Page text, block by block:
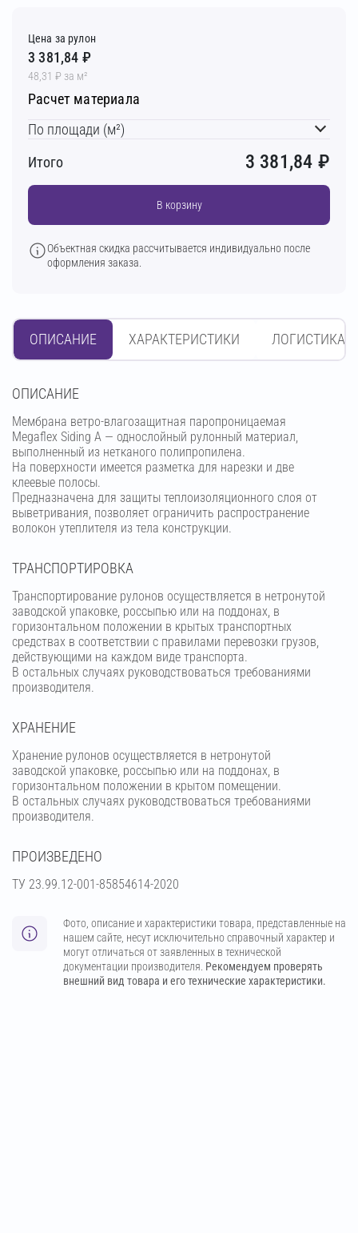
Цена за рулон
3 381,84 ₽
48,31 ₽ за м²
Расчет материала
По площади (м²)
Итого
3 381,84 ₽
В корзину
Объектная скидка рассчитывается индивидуально после
оформления заказа.
ОПИСАНИЕ ХАРАКТЕРИСТИКИ ЛОГИСТИКА
OПИСАНИЕ
Мембрана ветро-влагозащитная паропроницаемая
Megaflex Siding A — однослойный рулонный материал,
выполненный из нетканого полипропилена.
На поверхности имеется разметка для нарезки и две
клеевые полосы.
Предназначена для защиты теплоизоляционного слоя от
выветривания, позволяет ограничить распространение
волокон утеплителя из тела конструкции.
ТРАНСПОРТИРОВКА
Транспортирование рулонов осуществляется в нетронутой
заводской упаковке, россыпью или на поддонах, в
горизонтальном положении в крытых транспортных
средствах в соответствии с правилами перевозки грузов,
действующими на каждом виде транспорта.
В остальных случаях руководствоваться требованиями
производителя.
ХРАНЕНИЕ
Хранение рулонов осуществляется в нетронутой
заводской упаковке, россыпью или на поддонах, в
горизонтальном положении в крытом помещении.
В остальных случаях руководствоваться требованиями
производителя.
ПРОИЗВЕДЕНО
ТУ 23.99.12-001-85854614-2020
Фото, описание и характеристики товара, представленные на
нашем сайте, несут исключительно справочный характер и
могут отличаться от заявленных в технической
документации производителя. Рекомендуем проверять
внешний вид товара и его технические характеристики.